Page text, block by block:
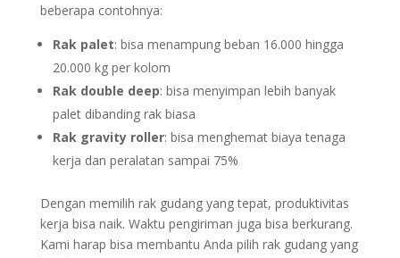
beberapa contohnya:
Rak palet: bisa menampung beban 16.000 hingga
20.000 kg per kolom
Rak double deep: bisa menyimpan lebih banyak
palet dibanding rak biasa
Rak gravity roller: bisa menghemat biaya tenaga
kerja dan peralatan sampai 75%
Dengan memilih rak gudang yang tepat, produktivitas
kerja bisa naik. Waktu pengiriman juga bisa berkurang.
Kami harap bisa membantu Anda pilih rak gudang yang